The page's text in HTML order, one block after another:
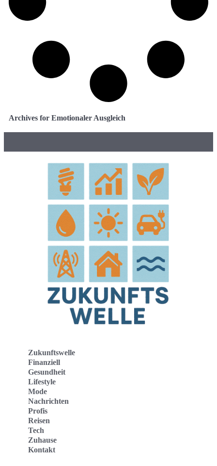
Archives for Emotionaler Ausgleich
Zukunftswelle
Finanziell
Gesundheit
Lifestyle
Mode
Nachrichten
Profis
Reisen
Tech
Zuhause
Kontakt